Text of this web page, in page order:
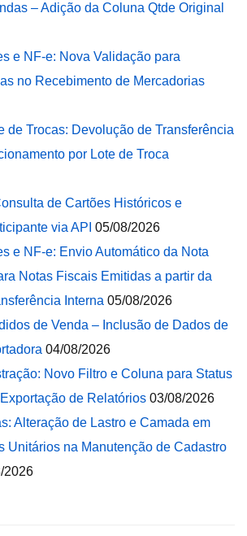
– Adição da Coluna Qtde Original
e NF-e: Nova Validação para
no Recebimento de Mercadorias
de Trocas: Devolução de Transferência
por Lote de Troca
de Cartões Históricos e
via API 05/08/2026
e NF-e: Envio Automático da Nota
Notas Fiscais Emitidas a partir da
Interna 05/08/2026
de Venda – Inclusão de Dados de
04/08/2026
Novo Filtro e Coluna para Status
de Relatórios 03/08/2026
Alteração de Lastro e Camada em
Unitários na Manutenção de Cadastro
2026